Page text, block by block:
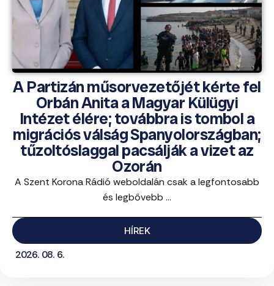
A Partizán műsorvezetőjét kérte fel
Orbán Anita a Magyar Külügyi
Intézet élére; továbbra is tombol a
migrációs válság Spanyolországban;
tűzoltóslaggal pacsálják a vizet az
Ozorán
A Szent Korona Rádió weboldalán csak a legfontosabb
és legbővebb ...
HÍREK
2026. 08. 6.